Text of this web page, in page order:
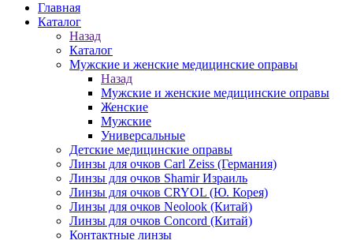
Главная
Каталог
Назад
Каталог
Мужские и женские медицинские оправы
Назад
Мужские и женские медицинские оправы
Женские
Мужские
Универсальные
Детские медицинские оправы
Линзы для очков Carl Zeiss (Германия)
Линзы для очков Shamir Израиль
Линзы для очков CRYOL (Ю. Корея)
Линзы для очков Neolook (Китай)
Линзы для очков Concord (Китай)
Контактные линзы